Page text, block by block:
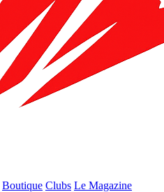
Boutique Clubs Le Magazine